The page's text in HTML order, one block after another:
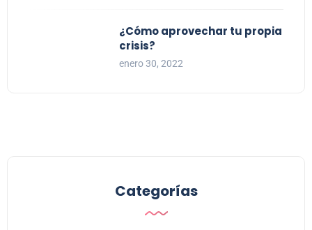
¿Cómo aprovechar tu propia
crisis?
enero 30, 2022
Categorías